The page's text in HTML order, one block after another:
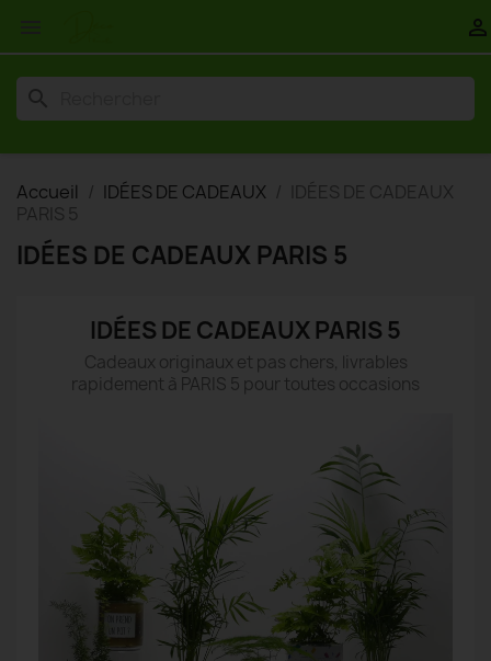

search
Accueil IDÉES DE CADEAUX
IDÉES DE CADEAUX
PARIS 5
IDÉES DE CADEAUX PARIS 5
IDÉES DE CADEAUX PARIS 5
Cadeaux originaux et pas chers, livrables
rapidement à PARIS 5 pour toutes occasions